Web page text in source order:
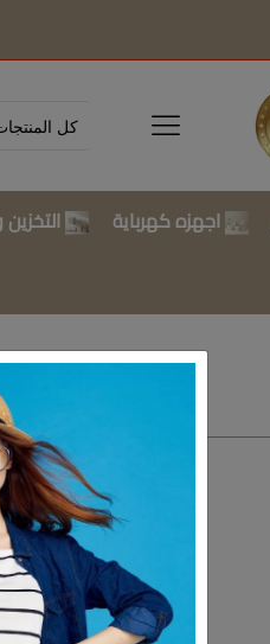
اجهزه كهرباية
تسوق
رفايع
ديكور
اجهزه كهرباية
التخزين